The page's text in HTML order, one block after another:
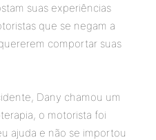
suas experiências
que se negam a
comportar suas
Dany chamou um
o motorista foi
ajuda e não se importou